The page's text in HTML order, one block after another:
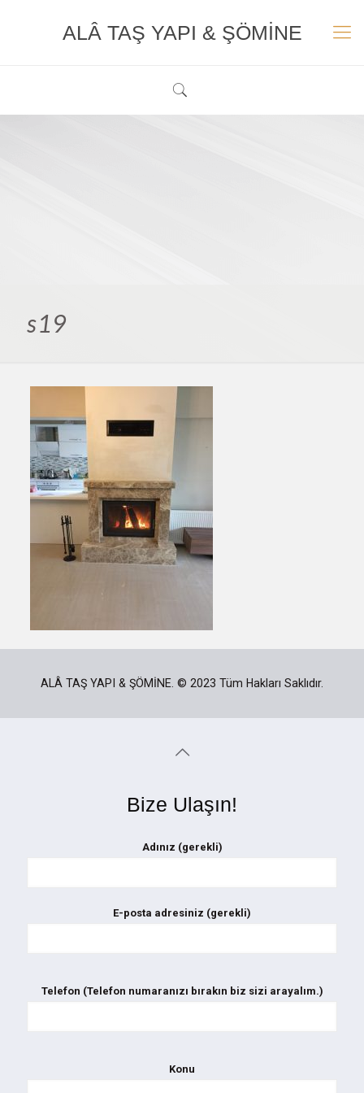
ALÂ TAŞ YAPI & ŞÖMİNE
s19
ALÂ TAŞ YAPI & ŞÖMİNE. © 2023 Tüm Hakları Saklıdır.
Bize Ulaşın!
Adınız (gerekli)
E-posta adresiniz (gerekli)
Telefon (Telefon numaranızı bırakın biz sizi arayalım.)
Konu